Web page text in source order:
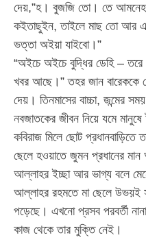
দেয়,”হ। বুজজি তো। তে আমনেহ
কইতাছুইন, তাইলে মাছ তো আর
ভত্তা অইয়া যাইবো।”
“অইচে অইচে বুদ্ধির ডেহি –
খবর আছে।” তহর জান বারেককে
দেয়। তিনমাসের বাচ্চা, জন্মের
নবজাতকের জীবন নিয়ে যমে
কবিরাজ মিলে ছোট প্রধানবাড়িতে
ছেলে হওয়াতে জুমন প্রধানের
আল্লাহর ইচ্ছা আর ভাগ্য বলে
আল্লাহর রহমতে মা ছেলে উভয়ই
পড়েছে। এখনো প্রসব পরবর্তী
কাজ থেকে তার মুক্তি নেই।